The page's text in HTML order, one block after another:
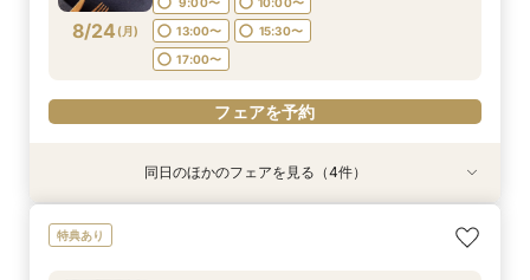
フェアを予約
17:00〜
フェアを予約
フェアを予約
フェアを予約
フェアを予約
8/24 (月)
13:00〜
15:30〜
17:00〜
フェアを予約
特典あり
<初見学に◎>じっくり相談会×大聖堂×上質空間
衣装試着 特典あり
＼パパママ＆マタニティも安心★／ダンドリや予
【60分で知りたいことだけ♪】安心相談×会場見
衣装試着 特典あり
【地元婚応援】北九州・筑豊出身or在住なら★自
同日のほかのフェアを見る（4件）
特典あり